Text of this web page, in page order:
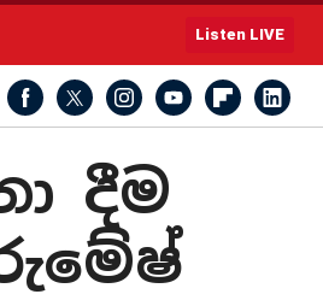
Listen LIVE
දීම